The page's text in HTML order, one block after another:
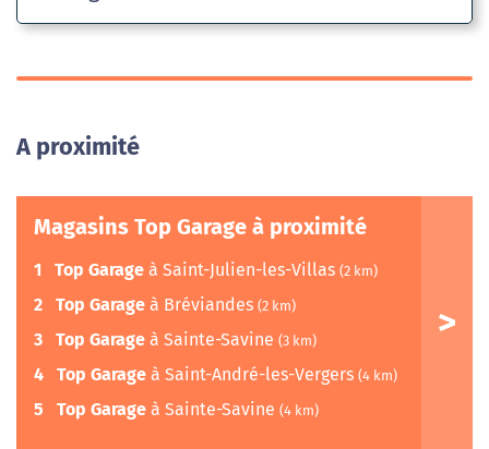
A proximité
Magasins Top Garage à proximité
1 Top Garage à Saint-Julien-les-Villas (2 km)
2 Top Garage à Bréviandes (2 km)
3 Top Garage à Sainte-Savine (3 km)
4 Top Garage à Saint-André-les-Vergers (4 km)
5 Top Garage à Sainte-Savine (4 km)